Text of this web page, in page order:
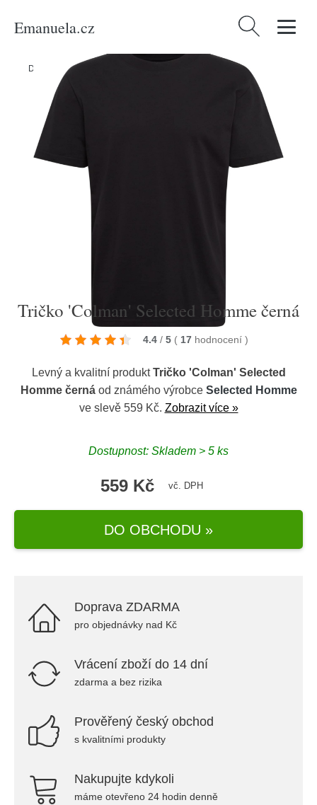
Emanuela.cz Vyhledávání
Domů Produkty Tričko 'Colman' Selected Homme černá
Tričko 'Colman' Selected Homme černá
4.4 / 5 ( 17 hodnocení )
Levný a kvalitní produktTričko 'Colman' Selected
Homme černáod známého výrobce Selected Homme
ve slevě 559 Kč. Zobrazit více »
Dostupnost: Skladem > 5 ks
559 Kč vč. DPH
DO OBCHODU »
Doprava ZDARMA
pro objednávky nad Kč
Vrácení zboží do 14 dní
zdarma a bez rizika
Prověřený český obchod
s kvalitními produkty
Nakupujte kdykoli
máme otevřeno 24 hodin denně